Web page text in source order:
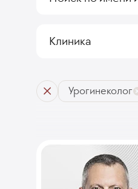
Клиника
Урогинеколог